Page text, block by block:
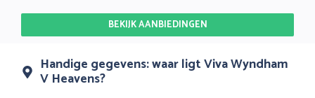
BEKIJK AANBIEDINGEN
Handige gegevens: waar ligt Viva Wyndham
V Heavens?